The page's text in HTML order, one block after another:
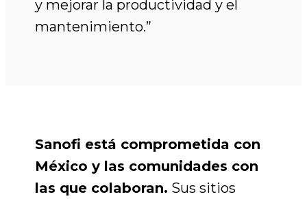
y mejorar la productividad y el
mantenimiento.”
Sanofi está comprometida con
México y las comunidades con
las que colaboran. Sus sitios